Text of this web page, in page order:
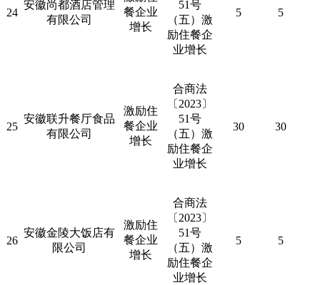
24
安徽尚都酒店管理
有限公司
餐企业
增长
51号
（五）激
励住餐企
业增长
5 5
25
安徽联升餐厅食品
有限公司
激励住
餐企业
增长
合商法
〔 2023〕
51号
（五）激
励住餐企
业增长
30 30
26
安徽金陵大饭店有
限公司
激励住
餐企业
增长
合商法
〔 2023〕
51号
（五）激
励住餐企
业增长
5 5